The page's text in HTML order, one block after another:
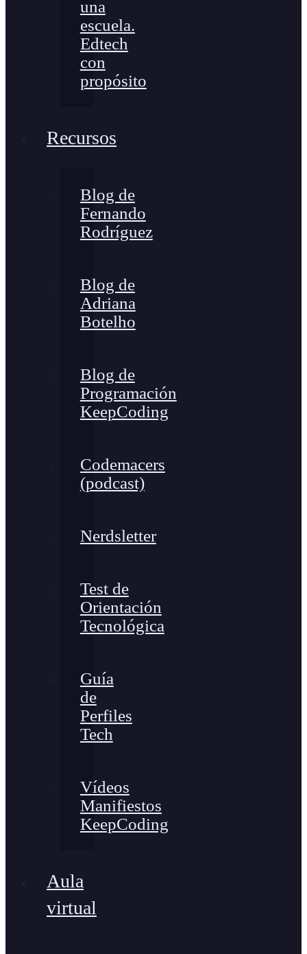
una
escuela.
Edtech
con
propósito
Recursos
Blog de
Fernando
Rodríguez
Blog de
Adriana
Botelho
Blog de
Programación
KeepCoding
Codemacers
(podcast)
Nerdsletter
Test de
Orientación
Tecnológica
Guía
de
Perfiles
Tech
Vídeos
Manifiestos
KeepCoding
Aula
virtual